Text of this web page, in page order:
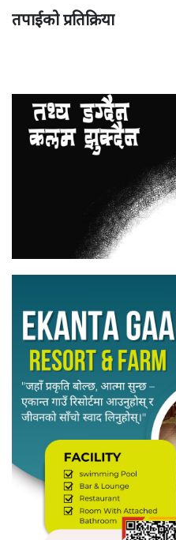
तपाईको प्रतिक्रिया